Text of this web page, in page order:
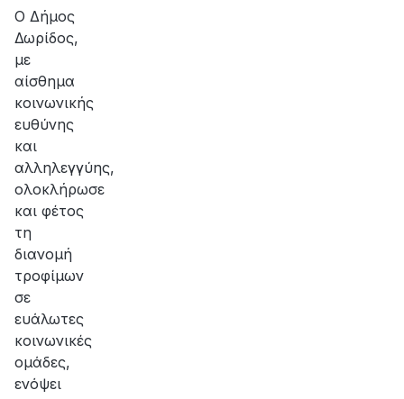
Ο Δήμος
Δωρίδος,
με
αίσθημα
κοινωνικής
ευθύνης
και
αλληλεγγύης,
ολοκλήρωσε
και φέτος
τη
διανομή
τροφίμων
σε
ευάλωτες
κοινωνικές
ομάδες,
ενόψει